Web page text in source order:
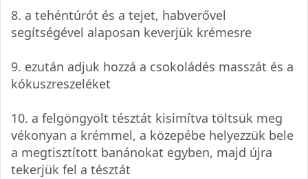
8. a tehéntúrót és a tejet, habverővel
segítségével alaposan keverjük krémesre
9. ezután adjuk hozzá a csokoládés masszát és a
kókuszreszeléket
10. a felgöngyölt tésztát kisimítva töltsük meg
vékonyan a krémmel, a közepébe helyezzük bele
a megtisztított banánokat egyben, majd újra
tekerjük fel a tésztát